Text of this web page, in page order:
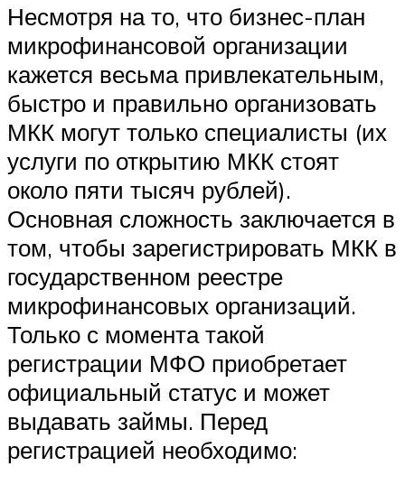
Несмотря на то, что бизнес-план
микрофинансовой организации
кажется весьма привлекательным,
быстро и правильно организовать
МКК могут только специалисты (их
услуги по открытию МКК стоят
около пяти тысяч рублей).
Основная сложность заключается в
том, чтобы зарегистрировать МКК в
государственном реестре
микрофинансовых организаций.
Только с момента такой
регистрации МФО приобретает
официальный статус и может
выдавать займы. Перед
регистрацией необходимо: